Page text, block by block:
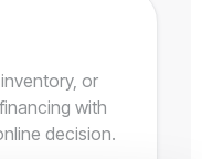
or
with
decision.